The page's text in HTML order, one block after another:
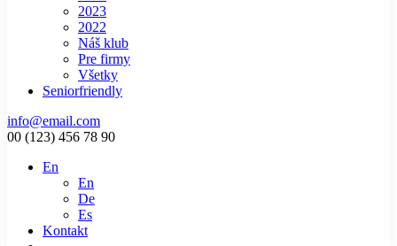
2023
2022
Náš klub
Pre firmy
Všetky
Seniorfriendly
info@email.com
00 (123) 456 78 90
En
En
De
Es
Kontakt